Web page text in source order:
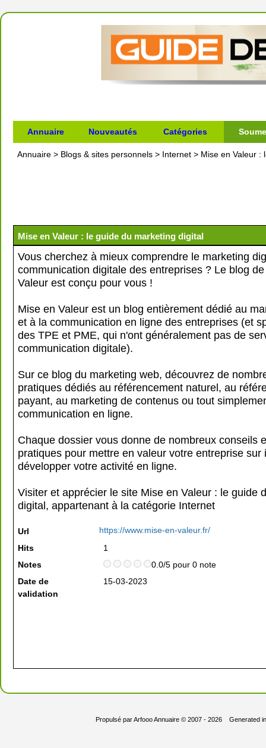
Annuaire Nouveautés Catégories
Annuaire > Blogs & sites personnels > Internet > Mise en Valeur :
Mise en Valeur : le guide du marketing digital
Vous cherchez à mieux comprendre le marketing
communication digitale des entreprises ? Le blog
Valeur est conçu pour vous !
Mise en Valeur est un blog entièrement dédié au
et à la communication en ligne des entreprises (et
des TPE et PME, qui n'ont généralement pas de
communication digitale).
Sur ce blog du marketing web, découvrez de
pratiques dédiés au référencement naturel, au
payant, au marketing de contenus ou tout
communication en ligne.
Chaque dossier vous donne de nombreux conseils
pratiques pour mettre en valeur votre entreprise sur
développer votre activité en ligne.
Visiter et apprécier le site Mise en Valeur : le guide
digital, appartenant à la catégorie Internet
Url
https://www.mise-en-valeur.fr/
Hits
1
Notes
0.0/5 pour 0 note
Date de
validation
15-03-2023
Propulsé parArfooo Annuaire© 2007 - 2026 Generated